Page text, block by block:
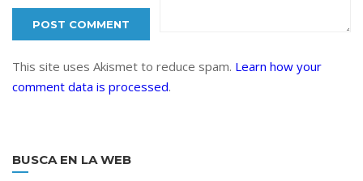
This site uses Akismet to reduce spam. Learn how your
comment data is processed.
BUSCA EN LA WEB